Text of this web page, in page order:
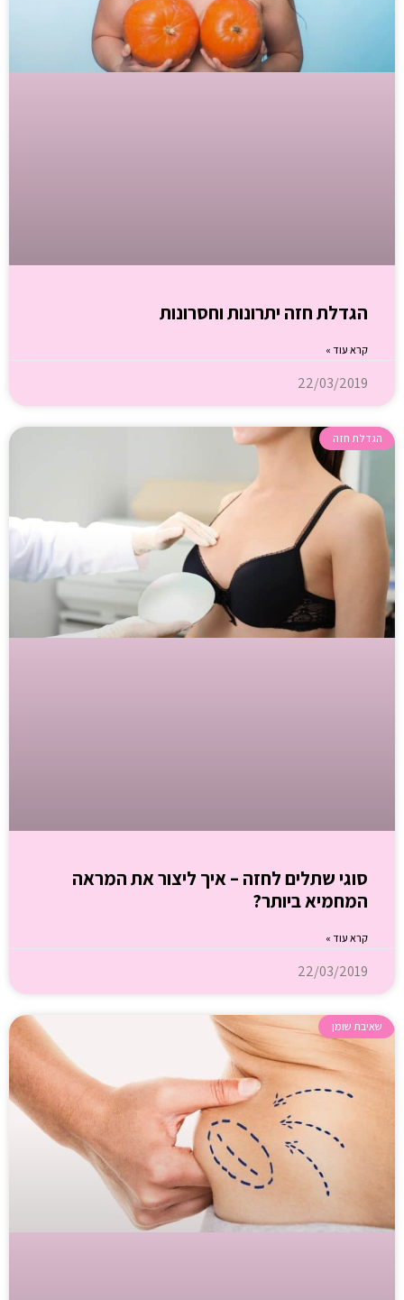
הגדלת חזה יתרונות וחסרונות
קרא עוד »
22/03/2019
הגדלת חזה
סוגי שתלים לחזה – איך ליצור את המראה
המחמיא ביותר?
קרא עוד »
22/03/2019
שאיבת שומן